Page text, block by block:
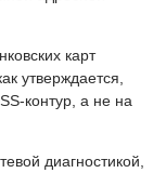
карт
утверждается,
контур, а не на
диагностикой,